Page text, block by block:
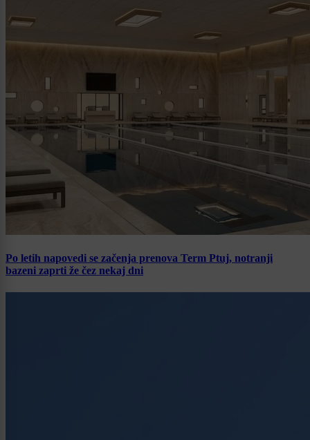
Po letih napovedi se začenja prenova Term Ptuj, notranji
bazeni zaprti že čez nekaj dni